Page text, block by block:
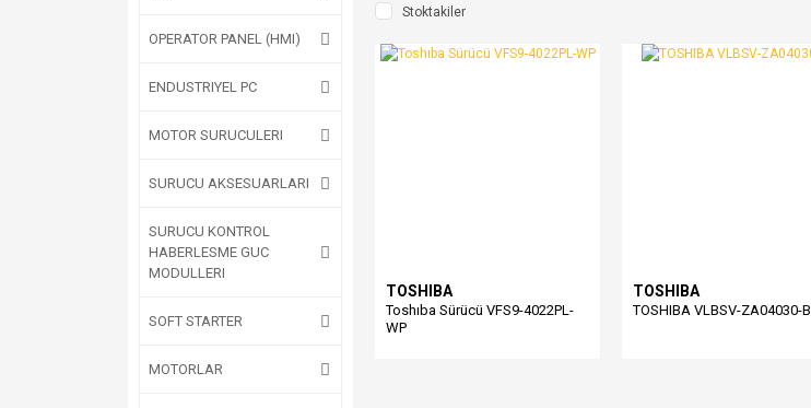
OPERATOR PANEL (HMI)
ENDUSTRIYEL PC
MOTOR SURUCULERI
SURUCU AKSESUARLARI
SURUCU KONTROL
HABERLESME GUC
MODULLERI
SOFT STARTER
MOTORLAR
Stoktakiler
TOSHIBA
Toshıba Sürücü VFS9-4022PL-
WP
TOSHIBA
TOSHIBA VLBSV-ZA04030-B